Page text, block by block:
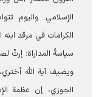
الإسلامي. واليوم
الكرامات في مرقد ابنه
سياسةُ المداراة؛ إرثٌ
ویضیف آية الله
الجوزي، إن عظمة